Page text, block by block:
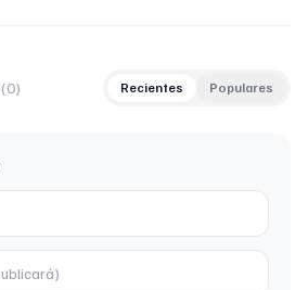
(0) Recientes Populares